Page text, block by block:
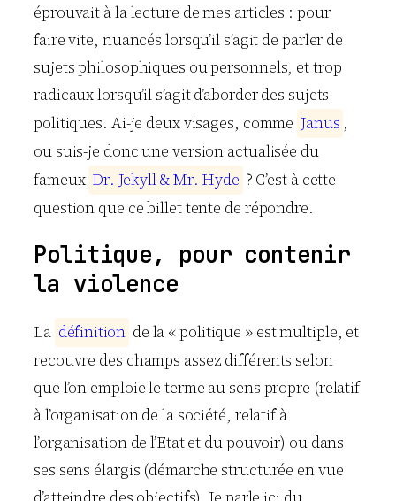
éprouvait à la lecture de mes articles : pour
faire vite, nuancés lorsqu’il s’agit de parler de
sujets philosophiques ou personnels, et trop
radicaux lorsqu’il s’agit d’aborder des sujets
politiques. Ai-je deux visages, comme Janus ,
ou suis-je donc une version actualisée du
fameux Dr. Jekyll&Mr. Hyde ? C’est à cette
question que ce billet tente de répondre.
Politique, pour contenir
la violence
La définition de la « politique » est multiple, et
recouvre des champs assez différents selon
que l’on emploie le terme au sens propre (relatif
à l’organisation de la société, relatif à
l’organisation de l’Etat et du pouvoir) ou dans
ses sens élargis (démarche structurée en vue